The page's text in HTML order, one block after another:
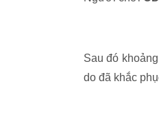
Sau đó
do đã khắc